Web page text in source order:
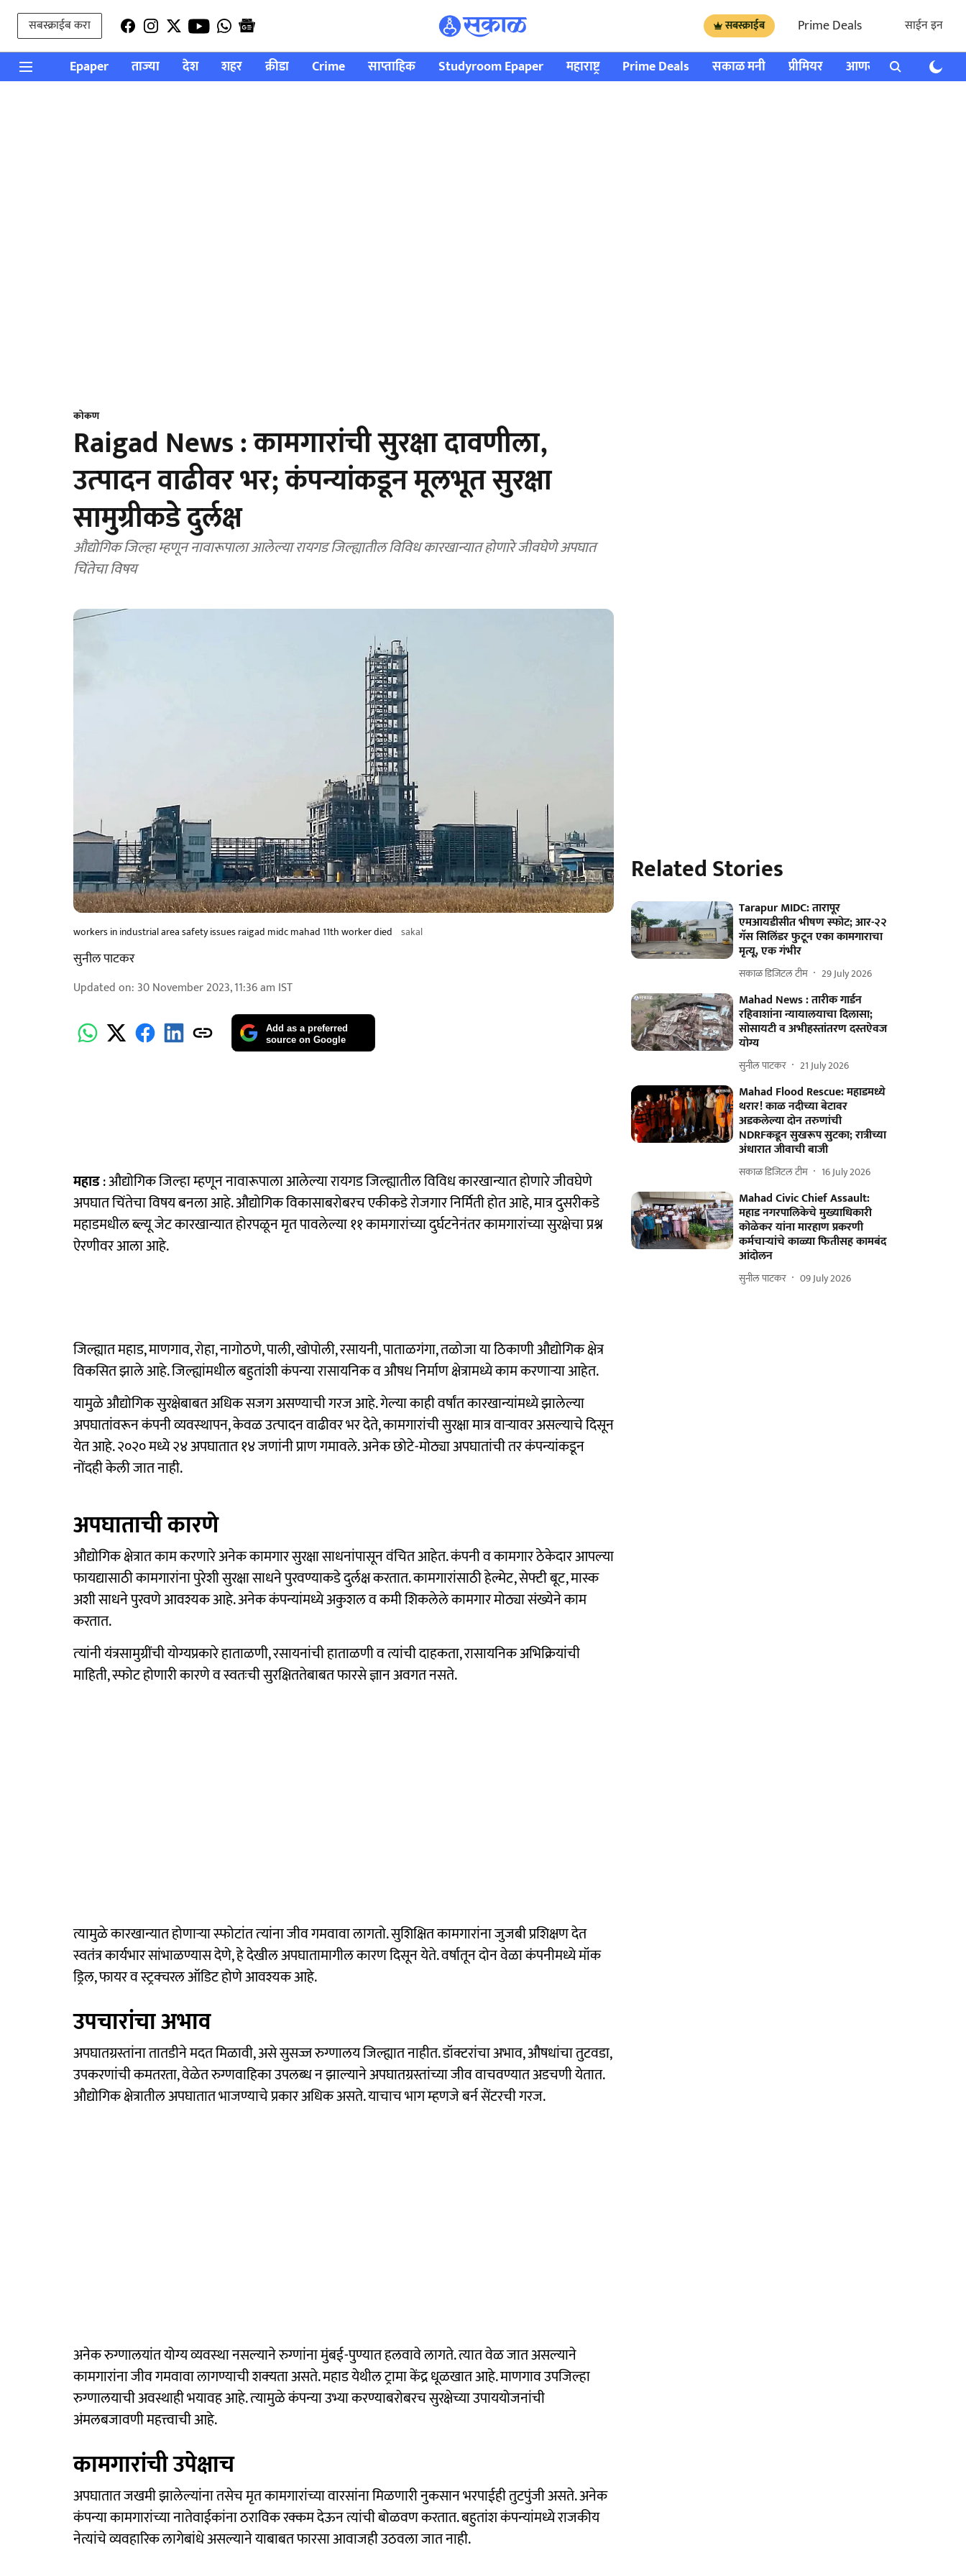
सबस्क्राईब करा सबस्क्राईब Prime Deals साईन इन
Epaper ताज्या देश शहर क्रीडा Crime साप्ताहिक Studyroom Epaper महाराष्ट्र Prime Deals सकाळ मनी प्रीमियर आणखी राशी भविष्य
कोकण
Raigad News : कामगारांची सुरक्षा दावणीला,
उत्‍पादन वाढीवर भर; कंपन्यांकडून मूलभूत सुरक्षा
सामुग्रीकडे दुर्लक्ष
औद्योगिक जिल्हा म्हणून नावारूपाला आलेल्या रायगड जिल्ह्यातील विविध कारखान्यात होणारे जीवघेणे अपघात
चिंतेचा विषय
workers in industrial area safety issues raigad midc mahad 11th worker died sakal
सुनील पाटकर
Updated on: 30 November 2023, 11:36 am IST
Add as a preferred
source on Google
महाड: औद्योगिक जिल्हा म्हणून नावारूपाला आलेल्या रायगड जिल्ह्यातील विविध कारखान्यात होणारे जीवघेणे
अपघात चिंतेचा विषय बनला आहे. औद्योगिक विकासाबरोबरच एकीकडे रोजगार निर्मिती होत आहे, मात्र दुसरीकडे
महाडमधील ब्ल्यू जेट कारखान्यात होरपळून मृत पावलेल्या ११ कामगारांच्या दुर्घटनेनंतर कामगारांच्या सुरक्षेचा प्रश्न
ऐरणीवर आला आहे.
जिल्ह्यात महाड, माणगाव, रोहा, नागोठणे, पाली, खोपोली, रसायनी, पाताळगंगा, तळोजा या ठिकाणी औद्योगिक क्षेत्र
विकसित झाले आहे. जिल्ह्यांमधील बहुतांशी कंपन्या रासायनिक व औषध निर्माण क्षेत्रामध्ये काम करणाऱ्या आहेत.
यामुळे औद्योगिक सुरक्षेबाबत अधिक सजग असण्याची गरज आहे. गेल्‍या काही वर्षांत कारखान्यांमध्ये झालेल्‍या
अपघातांवरून कंपनी व्यवस्‍थापन, केवळ उत्‍पादन वाढीवर भर देते, कामगारांची सुरक्षा मात्र वाऱ्यावर असल्‍याचे दिसून
येत आहे. २०२० मध्ये २४ अपघातात १४ जणांनी प्राण गमावले. अनेक छोटे-मोठ्या अपघातांची तर कंपन्यांकडून
नोंदही केली जात नाही.
अपघाताची कारणे
औद्योगिक क्षेत्रात काम करणारे अनेक कामगार सुरक्षा साधनांपासून वंचित आहेत. कंपनी व कामगार ठेकेदार आपल्या
फायद्यासाठी कामगारांना पुरेशी सुरक्षा साधने पुरवण्याकडे दुर्लक्ष करतात. कामगारांसाठी हेल्मेट, सेफ्टी बूट, मास्क
अशी साधने पुरवणे आवश्यक आहे. अनेक कंपन्यांमध्ये अकुशल व कमी शिकलेले कामगार मोठ्या संख्येने काम
करतात.
त्‍यांनी यंत्रसामुग्रींची योग्‍यप्रकारे हाताळणी, रसायनांची हाताळणी व त्यांची दाहकता, रासायनिक अभिक्रियांची
माहिती, स्फोट होणारी कारणे व स्वतःची सुरक्षिततेबाबत फारसे ज्ञान अवगत नसते.
त्यामुळे कारखान्यात होणाऱ्या स्फोटांत त्‍यांना जीव गमवावा लागतो. सुशिक्षित कामगारांना जुजबी प्रशिक्षण देत
स्वतंत्र कार्यभार सांभाळण्यास देणे, हे देखील अपघातामागील कारण दिसून येते. वर्षातून दोन वेळा कंपनीमध्ये मॉक
ड्रिल, फायर व स्ट्रक्चरल ऑडिट होणे आवश्यक आहे.
उपचारांचा अभाव
अपघातग्रस्तांना तातडीने मदत मिळावी, असे सुसज्ज रुग्णालय जिल्ह्यात नाहीत. डॉक्टरांचा अभाव, औषधांचा तुटवडा,
उपकरणांची कमतरता, वेळेत रुग्‍णवाहिका उपलब्‍ध न झाल्‍याने अपघातग्रस्तांच्या जीव वाचवण्यात अडचणी येतात.
औद्योगिक क्षेत्रातील अपघातात भाजण्याचे प्रकार अधिक असते. याचाच भाग म्हणजे बर्न सेंटरची गरज.
अनेक रुग्णालयांत योग्‍य व्यवस्‍था नसल्‍याने रुग्‍णांना मुंबई-पुण्यात हलवावे लागते. त्यात वेळ जात असल्‍याने
कामगारांना जीव गमवावा लागण्याची शक्‍यता असते. महाड येथील ट्रामा केंद्र धूळखात आहे. माणगाव उपजिल्हा
रुग्णालयाची अवस्थाही भयावह आहे. त्‍यामुळे कंपन्या उभ्या करण्याबरोबरच सुरक्षेच्या उपाययोजनांची
अंमलबजावणी महत्त्‍वाची आहे.
कामगारांची उपेक्षाच
अपघातात जखमी झालेल्यांना तसेच मृत कामगारांच्या वारसांना मिळणारी नुकसान भरपाईही तुटपुंजी असते. अनेक
कंपन्या कामगारांच्या नातेवाईकांना ठराविक रक्कम देऊन त्यांची बोळवण करतात. बहुतांश कंपन्यांमध्ये राजकीय
नेत्यांचे व्यवहारिक लागेबांधे असल्याने याबाबत फारसा आवाजही उठवला जात नाही.
Related Stories
Tarapur MIDC: तारापूर
एमआयडीसीत भीषण स्फोट; आर-२२
गॅस सिलिंडर फुटून एका कामगाराचा
मृत्यू, एक गंभीर
सकाळ डिजिटल टीम 29 July 2026
Mahad News : तारीक गार्डन
रहिवाशांना न्यायालयाचा दिलासा;
सोसायटी व अभीहस्तांतरण दस्तऐवज
योग्य
सुनील पाटकर 21 July 2026
Mahad Flood Rescue: महाडमध्ये
थरार! काळ नदीच्या बेटावर
अडकलेल्या दोन तरुणांची
NDRFकडून सुखरूप सुटका; रात्रीच्या
अंधारात जीवाची बाजी
सकाळ डिजिटल टीम 16 July 2026
Mahad Civic Chief Assault:
महाड नगरपालिकेचे मुख्याधिकारी
कोळेकर यांना मारहाण प्रकरणी
कर्मचाऱ्यांचे काळ्या फितीसह कामबंद
आंदोलन
सुनील पाटकर 09 July 2026